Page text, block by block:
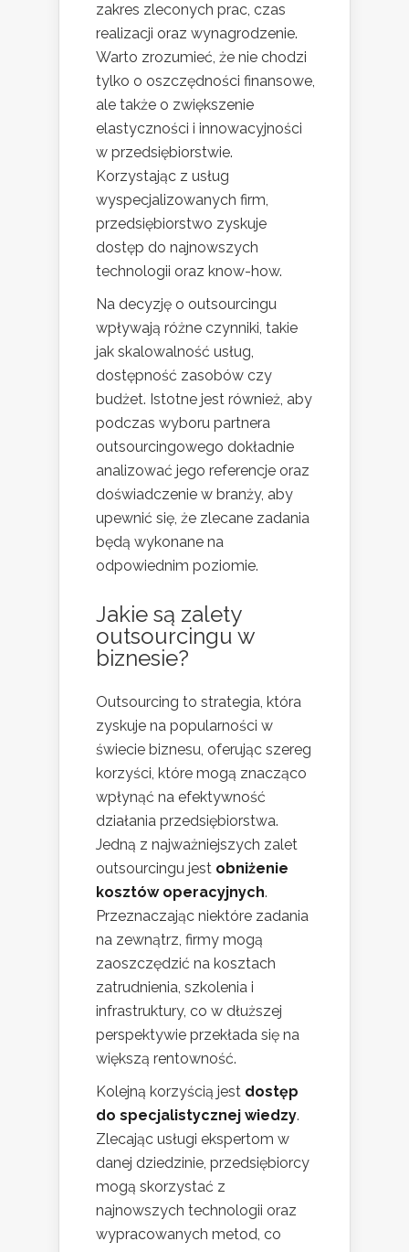
zakres zleconych prac, czas
realizacji oraz wynagrodzenie.
Warto zrozumieć, że nie chodzi
tylko o oszczędności finansowe,
ale także o zwiększenie
elastyczności i innowacyjności
w przedsiębiorstwie.
Korzystając z usług
wyspecjalizowanych firm,
przedsiębiorstwo zyskuje
dostęp do najnowszych
technologii oraz know-how.
Na decyzję o outsourcingu
wpływają różne czynniki, takie
jak skalowalność usług,
dostępność zasobów czy
budżet. Istotne jest również, aby
podczas wyboru partnera
outsourcingowego dokładnie
analizować jego referencje oraz
doświadczenie w branży, aby
upewnić się, że zlecane zadania
będą wykonane na
odpowiednim poziomie.
Jakie są zalety
outsourcingu w
biznesie?
Outsourcing to strategia, która
zyskuje na popularności w
świecie biznesu, oferując szereg
korzyści, które mogą znacząco
wpłynąć na efektywność
działania przedsiębiorstwa.
Jedną z najważniejszych zalet
outsourcingu jest obniżenie
kosztów operacyjnych.
Przeznaczając niektóre zadania
na zewnątrz, firmy mogą
zaoszczędzić na kosztach
zatrudnienia, szkolenia i
infrastruktury, co w dłuższej
perspektywie przekłada się na
większą rentowność.
Kolejną korzyścią jest dostęp
do specjalistycznej wiedzy.
Zlecając usługi ekspertom w
danej dziedzinie, przedsiębiorcy
mogą skorzystać z
najnowszych technologii oraz
wypracowanych metod, co